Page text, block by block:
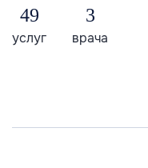
49
услуг
3
врача